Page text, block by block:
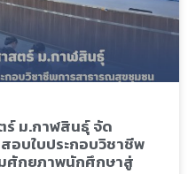
ม.กาฬสินธุ์ จัด
อบใบประกอบวิชาชีพ
ศักยภาพนักศึกษาสู่